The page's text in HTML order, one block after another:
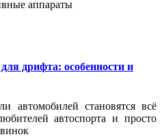
аппараты
дрифта: особенности и
автомобилей становятся всё
автоспорта и просто